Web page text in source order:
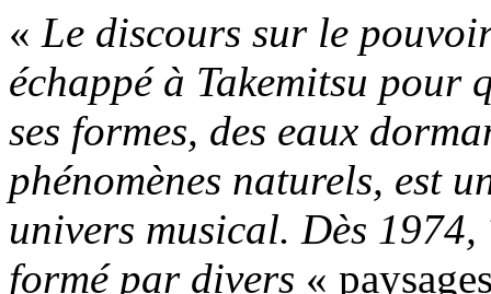
« Le discours sur le
échappé à Takemitsu pour
ses formes, des eaux
phénomènes naturels, est
univers musical. Dès
formé par divers «